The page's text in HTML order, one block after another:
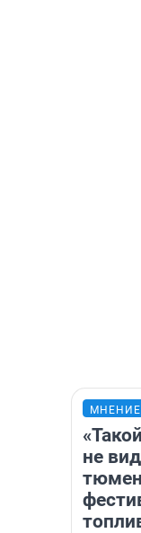
МНЕНИЕ
не